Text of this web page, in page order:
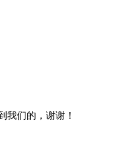
我们的，谢谢！